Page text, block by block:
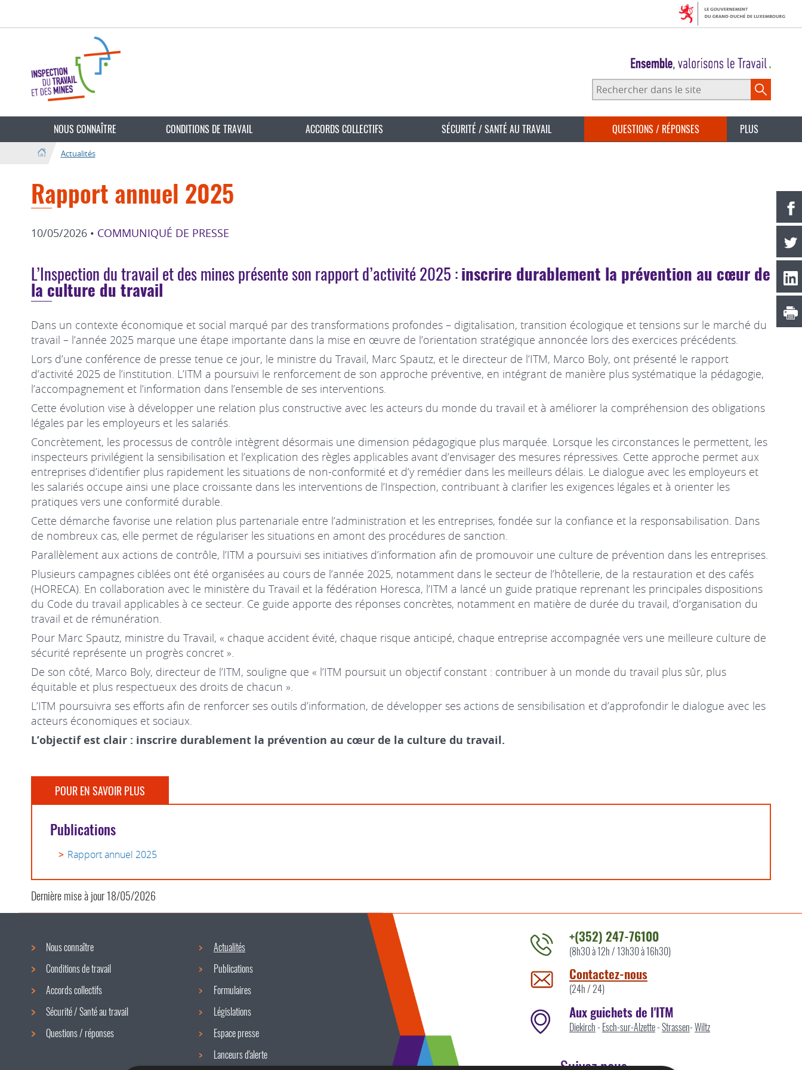
Rechercher
dans
NOUS CONNAÎTRE CONDITIONS DE TRAVAIL ACCORDS COLLECTIFS SÉCURITÉ / SANTÉ AU TRAVAIL QUESTIONS / RÉPONSES PLUS
Actualités
Rapport annuel 2025
10/05/2026 • COMMUNIQUÉ DE PRESSE
L’Inspection du travail et des mines présente son rapport d’activité 2025 :inscrire durablement la prévention au cœur de
la culture du travail
Dans un contexte économique et social marqué par des transformations profondes – digitalisation, transition écologique et tensions sur le marché du
travail – l’année 2025 marque une étape importante dans la mise en œuvre de l’orientation stratégique annoncée lors des exercices précédents.
Lors d’une conférence de presse tenue ce jour, le ministre du Travail, Marc Spautz, et le directeur de l’ITM, Marco Boly, ont présenté le rapport
d’activité 2025 de l’institution. L’ITM a poursuivi le renforcement de son approche préventive, en intégrant de manière plus systématique la pédagogie,
l’accompagnement et l’information dans l’ensemble de ses interventions.
Cette évolution vise à développer une relation plus constructive avec les acteurs du monde du travail et à améliorer la compréhension des obligations
légales par les employeurs et les salariés.
Concrètement, les processus de contrôle intègrent désormais une dimension pédagogique plus marquée. Lorsque les circonstances le permettent, les
inspecteurs privilégient la sensibilisation et l’explication des règles applicables avant d’envisager des mesures répressives. Cette approche permet aux
entreprises d’identifier plus rapidement les situations de non-conformité et d’y remédier dans les meilleurs délais. Le dialogue avec les employeurs et
les salariés occupe ainsi une place croissante dans les interventions de l’Inspection, contribuant à clarifier les exigences légales et à orienter les
pratiques vers une conformité durable.
Cette démarche favorise une relation plus partenariale entre l’administration et les entreprises, fondée sur la confiance et la responsabilisation. Dans
de nombreux cas, elle permet de régulariser les situations en amont des procédures de sanction.
Parallèlement aux actions de contrôle, l’ITM a poursuivi ses initiatives d’information afin de promouvoir une culture de prévention dans les entreprises.
Plusieurs campagnes ciblées ont été organisées au cours de l’année 2025, notamment dans le secteur de l’hôtellerie, de la restauration et des cafés
(HORECA). En collaboration avec le ministère du Travail et la fédération Horesca, l’ITM a lancé un guide pratique reprenant les principales dispositions
du Code du travail applicables à ce secteur. Ce guide apporte des réponses concrètes, notamment en matière de durée du travail, d’organisation du
travail et de rémunération.
Pour Marc Spautz, ministre du Travail, « chaque accident évité, chaque risque anticipé, chaque entreprise accompagnée vers une meilleure culture de
sécurité représente un progrès concret ».
De son côté, Marco Boly, directeur de l’ITM, souligne que « l’ITM poursuit un objectif constant : contribuer à un monde du travail plus sûr, plus
équitable et plus respectueux des droits de chacun ».
L’ITM poursuivra ses efforts afin de renforcer ses outils d’information, de développer ses actions de sensibilisation et d’approfondir le dialogue avec les
acteurs économiques et sociaux.
L’objectif est clair : inscrire durablement la prévention au cœur de la culture du travail.
POUR EN SAVOIR PLUS
Publications
Rapport annuel 2025
Dernière mise à jour18/05/2026
Menu
de
navigation
Nous connaître
Conditions de travail
Accords collectifs
Sécurité / Santé au travail
Questions / réponses
Actualités
Publications
Formulaires
Législations
Espace presse
Lanceurs d'alerte
Contacter
l'ITM
par
+(352) 247-76100
(8h30 à 12h / 13h30 à 16h30)
Contactez-nous
(24h / 24)
Aux guichets de l'ITM
Diekirch- Esch-sur-Alzette-Strassen-Wiltz